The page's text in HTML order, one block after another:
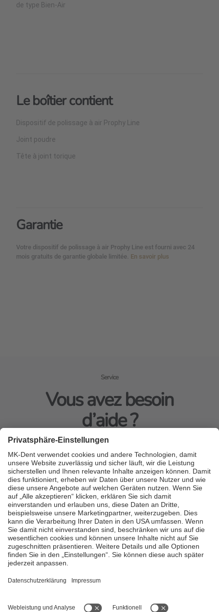
de type Bien-Air
Le boîtier contient
Dispositif de polissage à air Prophy Line
Joint poudre
Tête à joint torique
Garantie
Votre dispositif de polissage à air Prophy Line est fourni avec 24
mois gratuits de garantie globale limitée. En savoir plus
Service
Vous avez besoin
d’aide ?
N’hésitez pas à nous appeler ou à nous contacter en ligne.
Contacter MK-dent
Toutes les spécifications et descriptions fournies ici sont
susceptibles de varier des spécifications et descriptions réelles
des modifications du présent document et du produit décrit ici à
informations relatives au produit indiquées dans le présent